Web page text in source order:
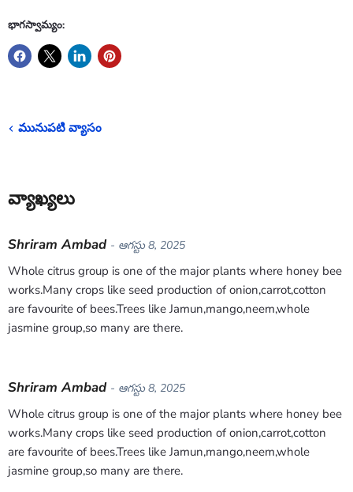
భాగస్వామ్యం:
మునుపటి వ్యాసం
వ్యాఖ్యలు
Shriram Ambad - ఆగస్టు 8, 2025
Whole citrus group is one of the major plants where honey bee
works.Many crops like seed production of onion,carrot,cotton
are favourite of bees.Trees like Jamun,mango,neem,whole
jasmine group,so many are there.
Shriram Ambad - ఆగస్టు 8, 2025
Whole citrus group is one of the major plants where honey bee
works.Many crops like seed production of onion,carrot,cotton
are favourite of bees.Trees like Jamun,mango,neem,whole
jasmine group,so many are there.